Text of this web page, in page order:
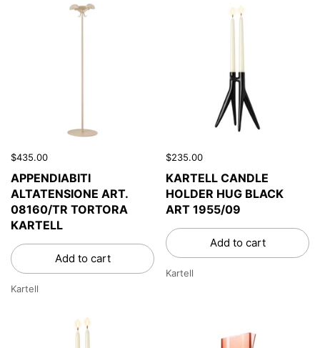
$435.00
APPENDIABITI
ALTATENSIONE ART.
08160/TR TORTORA
KARTELL
Add to cart
Kartell
$235.00
KARTELL CANDLE
HOLDER HUG BLACK
ART 1955/09
Add to cart
Kartell